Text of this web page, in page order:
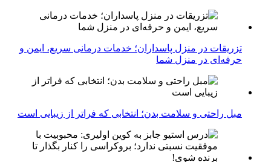
تزریقات در منزل پاسداران؛ خدمات درمانی سریع، ایمن و
حرفه‌ای در منزل شما
مبل راحتی و سلامت بدن؛ انتخابی که فراتر از زیبایی است